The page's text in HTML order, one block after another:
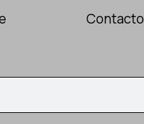
Contacto